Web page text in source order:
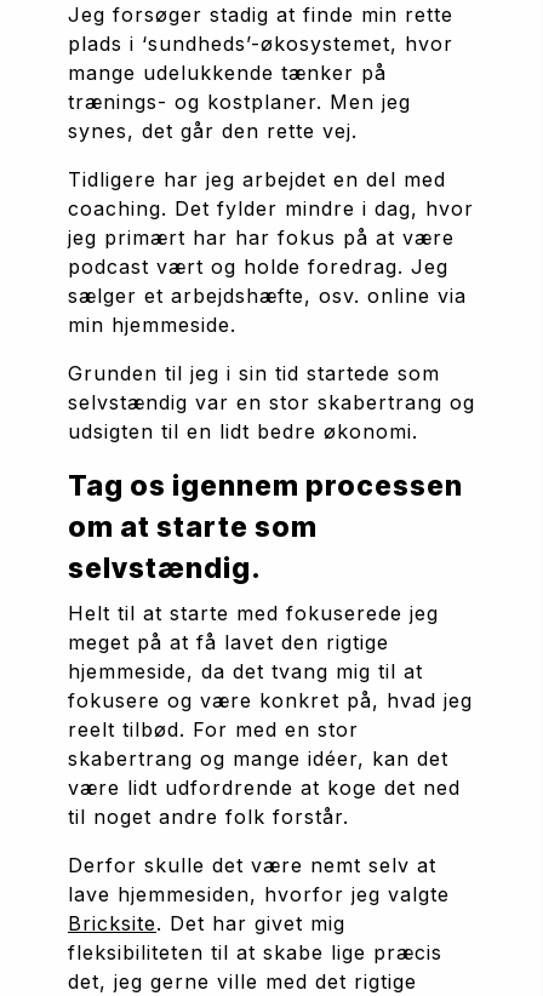
Jeg forsøger stadig at finde min rette
plads i ‘sundheds’-økosystemet, hvor
mange udelukkende tænker på
trænings- og kostplaner. Men jeg
synes, det går den rette vej.
Tidligere har jeg arbejdet en del med
coaching. Det fylder mindre i dag, hvor
jeg primært har har fokus på at være
podcast vært og holde foredrag. Jeg
sælger et arbejdshæfte, osv. online via
min hjemmeside.
Grunden til jeg i sin tid startede som
selvstændig var en stor skabertrang og
udsigten til en lidt bedre økonomi.
Tag os igennem processen
om at starte som
selvstændig.
Helt til at starte med fokuserede jeg
meget på at få lavet den rigtige
hjemmeside, da det tvang mig til at
fokusere og være konkret på, hvad jeg
reelt tilbød. For med en stor
skabertrang og mange idéer, kan det
være lidt udfordrende at koge det ned
til noget andre folk forstår.
Derfor skulle det være nemt selv at
Bricksite. Det har givet mig
fleksibiliteten til at skabe lige præcis
det, jeg gerne ville med det rigtige